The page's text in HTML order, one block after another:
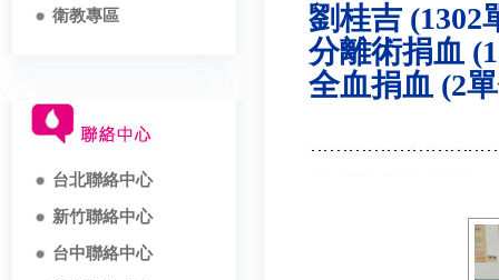
衛教專區
台北聯絡中心
新竹聯絡中心
台中聯絡中心
劉桂吉 (1302
分離術捐血
全血捐血 (2